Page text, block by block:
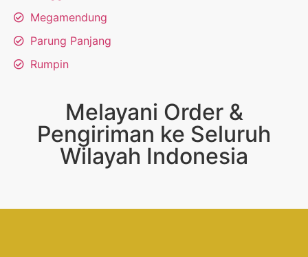
Megamendung
Parung Panjang
Rumpin
Melayani Order &
Pengiriman ke Seluruh
Wilayah Indonesia